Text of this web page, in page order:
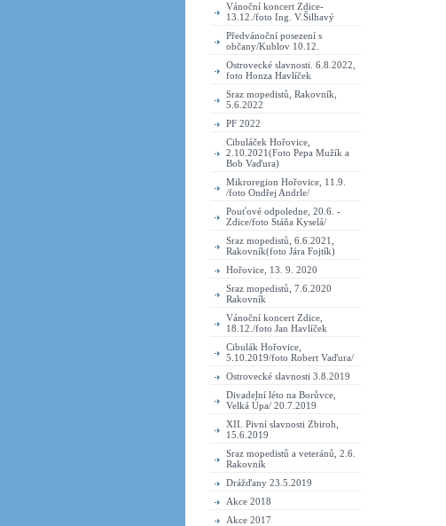
Vánoční koncert Zdice-
13.12./foto Ing. V.Šilhavý
Předvánoční posezení s
občany/Kublov 10.12.
Ostrovecké slavnosti. 6.8.2022,
foto Honza Havlíček
Sraz mopedistů, Rakovník,
5.6.2022
PF 2022
Cibuláček Hořovice,
2.10.2021(Foto Pepa Mužík a
Bob Vaďura)
Mikroregion Hořovice, 11.9.
/foto Ondřej Andrle/
Pouťové odpoledne, 20.6. -
Zdice/foto Stáňa Kyselá/
Sraz mopedistů, 6.6.2021,
Rakovník(foto Jára Fojtík)
Hořovice, 13. 9. 2020
Sraz mopedistů, 7.6.2020
Rakovník
Vánoční koncert Zdice,
18.12./foto Jan Havlíček
Cibulák Hořovice,
5.10.2019/foto Robert Vaďura/
Ostrovecké slavnosti 3.8.2019
Divadelní léto na Borůvce,
Velká Úpa/ 20.7.2019
XII. Pivní slavnosti Zbiroh,
15.6.2019
Sraz mopedistů a veteránů, 2.6.
Rakovník
Drážďany 23.5.2019
Akce 2018
Akce 2017